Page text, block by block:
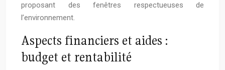
proposant des fenêtres respectueuses de
l’environnement.
Aspects financiers et aides :
budget et rentabilité